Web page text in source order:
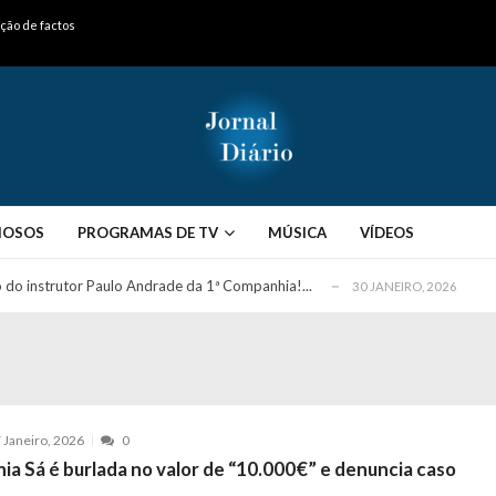
de factos
PROGRAMAS DE TV MÚSICA VÍDEOS
entrevista polémica a Flávio Furtado...
instrutor Paulo Andrade da 1ª Companhia!... 30 JANEIRO, 2026
e João Monteiro: “A CristinaR...
em flagrante pelo instrutor (VÍDEO)...
viral em direto
Janeiro, 2026 0
Sá é burlada no valor de “10.000€” e denuncia caso